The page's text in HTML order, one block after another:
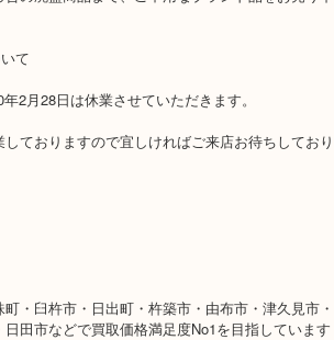
様よりルイヴィトン_モノグラムマッド_アジ
た。
いて
年2月28日は休業させていただきます。
業しておりますので宜しければご来店お待ちし